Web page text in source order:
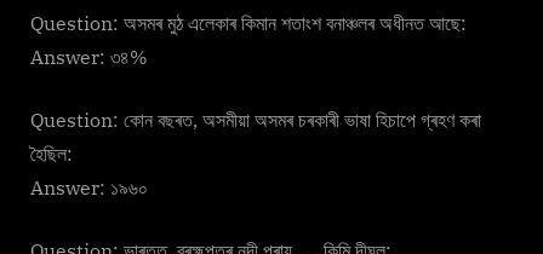
GK
Question: অসমৰ মুঠ এলেকাৰ কিমান শতাংশ বনাঞ্চলৰ অধীনত আছে:
Answer: ৩৪%
Question: কোন বছৰত, অসমীয়া অসমৰ চৰকাৰী ভাষা হিচাপে গ্ৰহণ কৰা
হৈছিল:
Answer: ১৯৬০